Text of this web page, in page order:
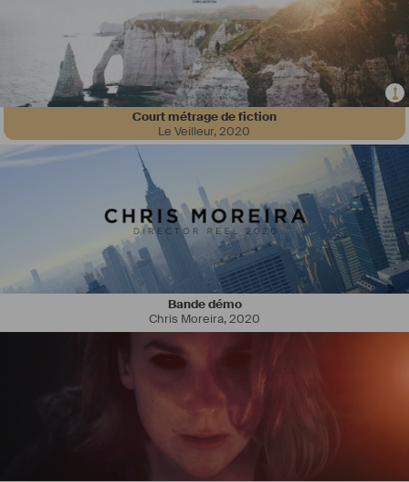
Court métrage de fiction
Le Veilleur,2020
Bande démo
Chris Moreira,2020
Je suis diplômé d'un master en production et distribution de films
depuis 2020. J'ai ensuite ouvert mon statut d'intermittent en 2021. Je
travaille désormais sur des postes en production et régie pour des
projets de fictions, pub et clips.
Lien LinkedIn : https://www.linkedin.com/in/terence-besson-
353433158/
https://www.imdb.com/name/nm8763276/?language=fr-
En 2025 je créé ma société de régie en Haute-Savoie dans le but
d'accueillir et d'assurer la logistique des tournages sur ce territoire.
J'auto-produis également des court-métrage de fictions, destinés à
des candidatures aux festivals.
Passionné par l'image, je réalise et monte avec mon propre matériel,
plusieurs vidéos en tous genres : clips musicaux, sport, lifestyle...
https://vimeo.com/terencebuser30407571